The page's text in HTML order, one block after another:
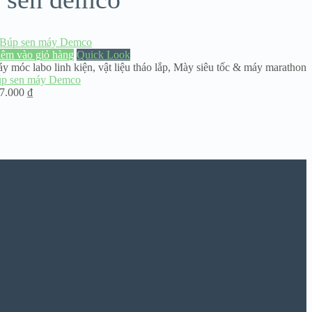
vào giỏ hàng Quick Look
móc labo linh kiện, vật liệu tháo lắp, Mày siêu tốc & máy marathon
sen máy Demco
₫